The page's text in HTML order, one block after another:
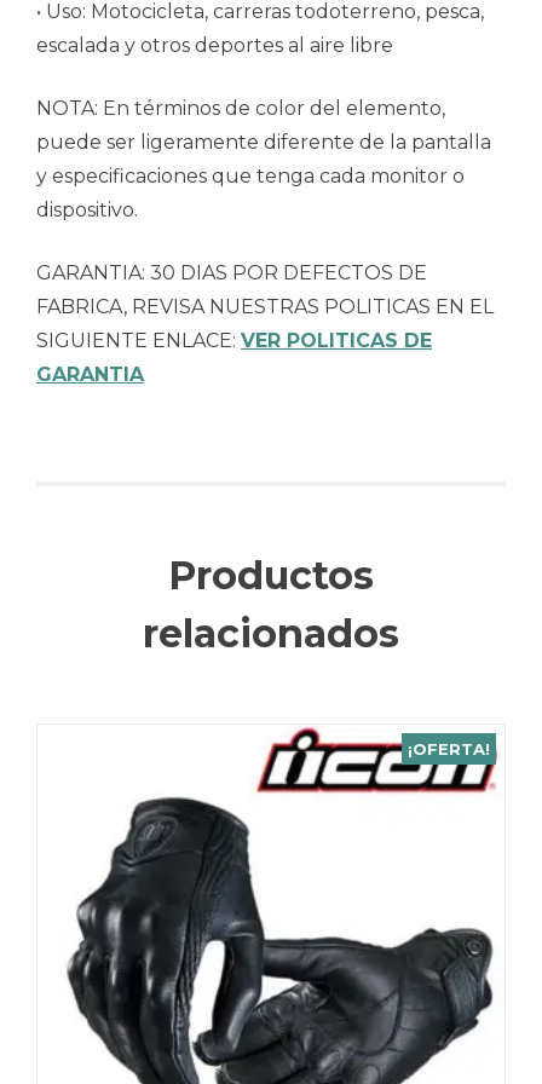
• Uso: Motocicleta, carreras todoterreno, pesca,
escalada y otros deportes al aire libre
NOTA: En términos de color del elemento,
puede ser ligeramente diferente de la pantalla
y especificaciones que tenga cada monitor o
dispositivo.
GARANTIA: 30 DIAS POR DEFECTOS DE
FABRICA, REVISA NUESTRAS POLITICAS EN EL
SIGUIENTE ENLACE: VER POLITICAS DE
GARANTIA
Productos
relacionados
¡OFERTA!